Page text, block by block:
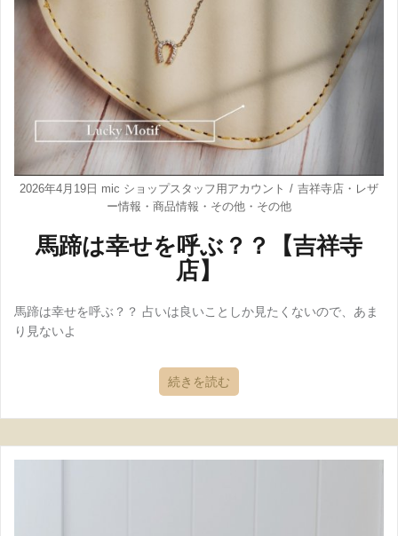
2026年4月19日 mic ショップスタッフ用アカウント 吉祥寺店 ・ レザ
ー情報 ・ 商品情報 ・ その他 ・ その他
馬蹄は幸せを呼ぶ？？【吉祥寺
店】
馬蹄は幸せを呼ぶ？？ 占いは良いことしか見たくないので、あま
り見ないよ
続きを読む